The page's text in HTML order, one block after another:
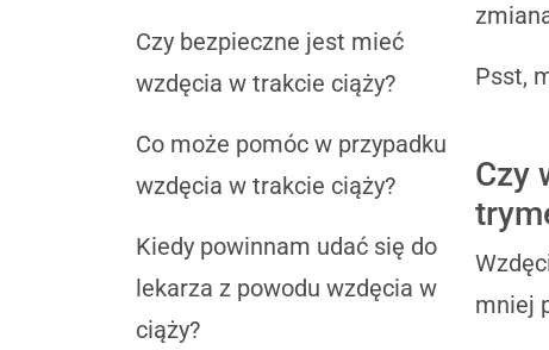
Czy bezpieczne jest mieć
wzdęcia w trakcie ciąży?
Co może pomóc w przypadku
wzdęcia w trakcie ciąży?
Kiedy powinnam udać się do
lekarza z powodu wzdęcia w
ciąży?
Psst,
Czy
mniej